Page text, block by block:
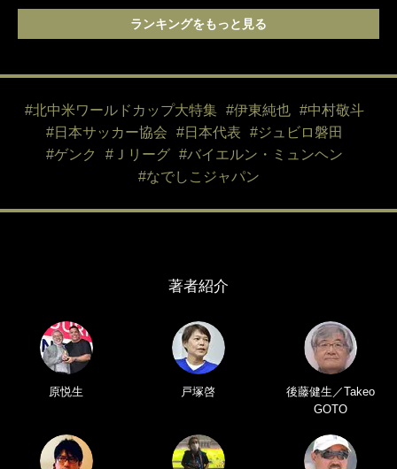
ランキングをもっと見る
#北中米ワールドカップ大特集 #伊東純也
#中村敬斗
#日本サッカー協会
#日本代表
#ジュビロ磐田
#ゲンク
#Ｊリーグ
#バイエルン・ミュンヘン
#なでしこジャパン
著者紹介
原悦生 戸塚啓
後藤健生／Takeo
GOTO